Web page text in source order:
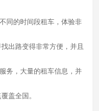
同的时间段租车，体验非
出路变得非常方便，并且
务，大量的租车信息，并
盖全国。